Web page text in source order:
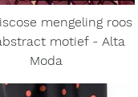
mengeling roos
motief - Alta
Moda